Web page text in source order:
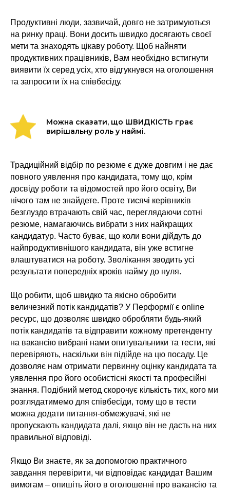
Продуктивні люди, зазвичай, довго не затримуються
на ринку праці. Вони досить швидко досягають своєї
мети та знаходять цікаву роботу. Щоб найняти
продуктивних працівників, Вам необхідно встигнути
виявити їх серед усіх, хто відгукнувся на оголошення
та запросити їх на співбесіду.
Можна сказати, що ШВИДКІСТЬ грає
вирішальну роль у наймі.
Традиційний відбір по резюме є дуже довгим і не дає
повного уявлення про кандидата, тому що, крім
досвіду роботи та відомостей про його освіту, Ви
нічого там не знайдете. Проте тисячі керівників
безглуздо втрачають свій час, переглядаючи сотні
резюме, намагаючись вибрати з них найкращих
кандидатур. Часто буває, що коли вони дійдуть до
найпродуктивнішого кандидата, він уже встигне
влаштуватися на роботу. Зволікання зводить усі
результати попередніх кроків найму до нуля.
Що робити, щоб швидко та якісно обробити
величезний потік кандидатів? У Перформії є online
ресурс, що дозволяє швидко обробляти будь-який
потік кандидатів та відправити кожному претенденту
на вакансію вибрані нами опитувальники та тести, які
перевіряють, наскільки він підійде на цю посаду. Це
дозволяє нам отримати первинну оцінку кандидата та
уявлення про його особистісні якості та професійні
знання. Подібний метод скорочує кількість тих, кого ми
розглядатимемо для співбесіди, тому що в тести
можна додати питання-обмежувачі, які не
пропускають кандидата далі, якщо він не дасть на них
правильної відповіді.
Якщо Ви знаєте, як за допомогою практичного
завдання перевірити, чи відповідає кандидат Вашим
вимогам – опишіть його в оголошенні про вакансію та